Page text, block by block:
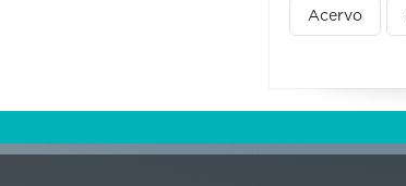
Acervo